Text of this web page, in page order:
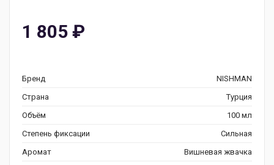
1 805 ₽
Бренд
NISHMAN
Страна
Турция
Объём
100 мл
Степень фиксации
Сильная
Аромат
Вишневая жвачка